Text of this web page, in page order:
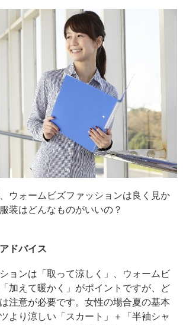
ウォームビズファッションは良く見か
装はどんなものがいいの？
ドバイス
ョンは「取って涼しく」、ウォームビ
加えて暖かく」がポイントですが、ど
注意が必要です。女性の場合夏の基本
より涼しい「スカート」＋「半袖シャ